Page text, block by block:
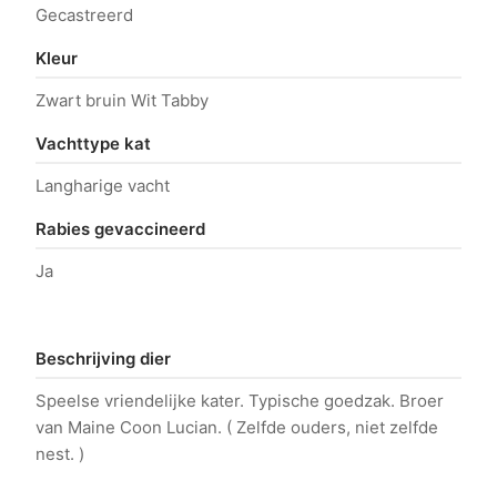
Gecastreerd
Kleur
Zwart bruin Wit Tabby
Vachttype kat
Langharige vacht
Rabies gevaccineerd
Ja
Beschrijving dier
Speelse vriendelijke kater. Typische goedzak. Broer
van Maine Coon Lucian. ( Zelfde ouders, niet zelfde
nest. )